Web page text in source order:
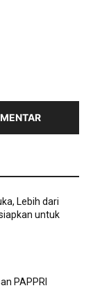
Lebih dari
untuk
PAPPRI